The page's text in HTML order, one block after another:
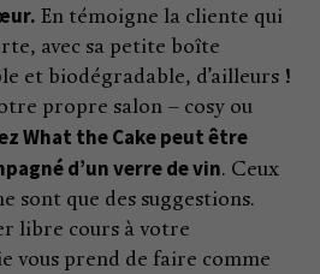
En témoigne la cliente qui
avec sa petite boîte
et biodégradable, d’ailleurs !
propre salon – cosy ou
What the Cake peut être
d’un verre de vin. Ceux
sont que des suggestions.
libre cours à votre
vous prend de faire comme